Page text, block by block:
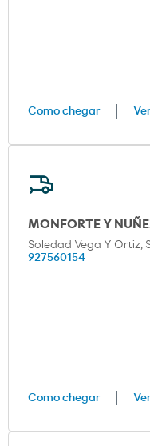
Como chegar
MONFORTE Y
Soledad Vega Y Ortiz,
927560154
Como chegar